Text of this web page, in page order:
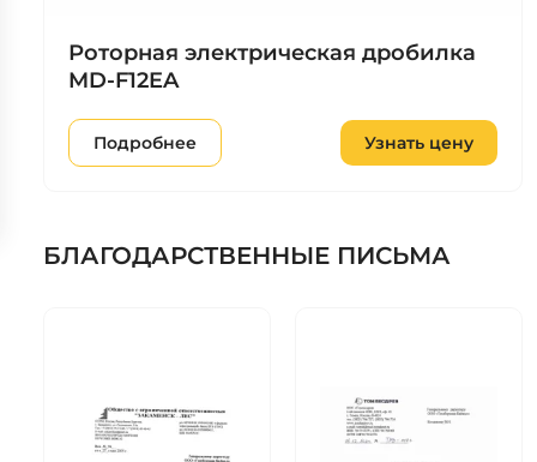
Роторная электрическая дробилка
MD-F12EA
Подробнее Узнать цену
БЛАГОДАРСТВЕННЫЕ ПИСЬМА